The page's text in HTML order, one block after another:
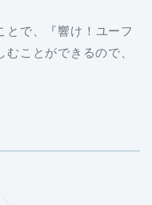
とで、『響け！ユーフ
ことができるので、